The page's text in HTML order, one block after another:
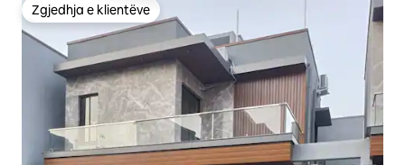
Zgjedhja e klientëve
Zgjedhja e klientëve